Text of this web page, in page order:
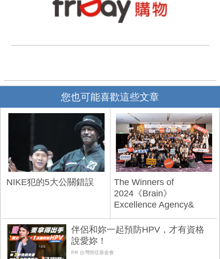
您也可能喜歡這些文章
NIKE犯的5大公關錯誤
The Winners of
2024《Brain》
Excellence Agency&
Advertiser of the Year
伴侶和妳一起預防HPV，才有資格
說愛妳！
PR 台灣癌症基金會